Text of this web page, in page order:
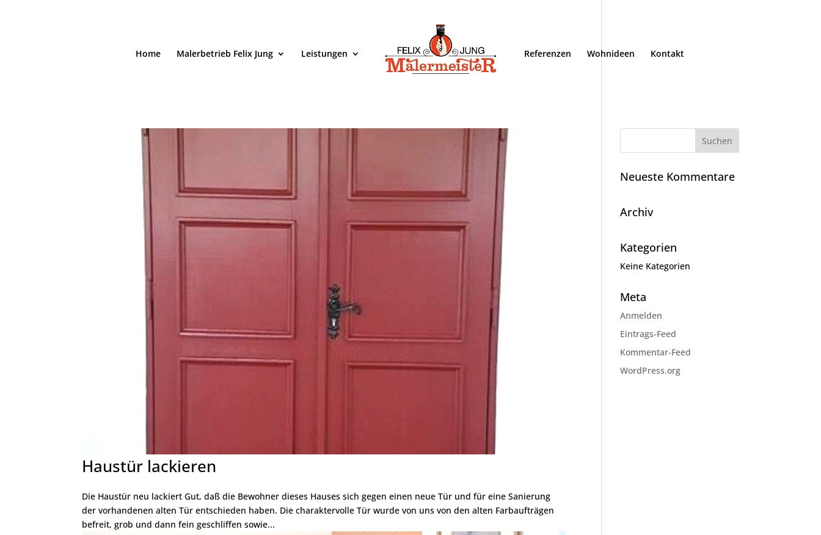
Home Malerbetrieb Felix Jung Leistungen Referenzen Wohnideen Kontakt
Haustür lackieren
Die Haustür neu lackiert Gut, daß die Bewohner dieses Hauses sich gegen einen neue Tür und für eine Sanierung
der vorhandenen alten Tür entschieden haben. Die charaktervolle Tür wurde von uns von den alten Farbaufträgen
befreit, grob und dann fein geschliffen sowie...
Neueste Kommentare
Archiv
Kategorien
Keine Kategorien
Meta
Anmelden
Eintrags-Feed
Kommentar-Feed
WordPress.org